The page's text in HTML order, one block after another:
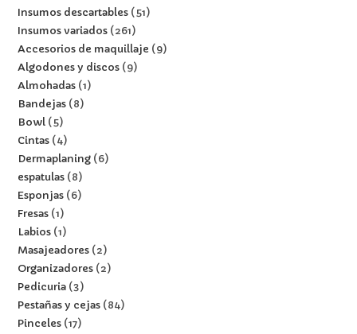
Insumos descartables 51
Insumos variados 261
Accesorios de maquillaje
9
Algodones y discos 9
Almohadas 1
Bandejas 8
Bowl 5
Cintas 4
Dermaplaning 6
espatulas 8
Esponjas 6
Fresas 1
Labios 1
Masajeadores 2
Organizadores 2
Pedicuria 3
Pestañas y cejas 84
Pinceles 17